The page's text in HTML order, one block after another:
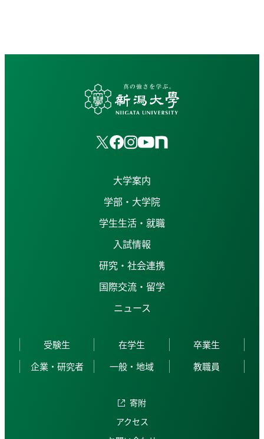
大学案内
学部・大学院
学生生活・就職
入試情報
研究・社会連携
国際交流・留学
ニュース
受験生 在学生
卒業生
企業・研究者
一般・地域 教職員
寄附
アクセス